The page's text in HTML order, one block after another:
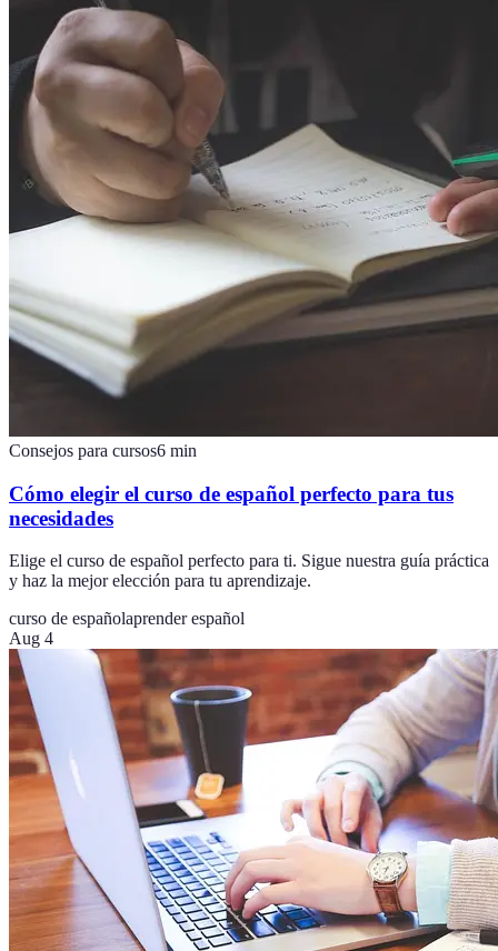
Consejos para cursos6 min
Cómo elegir el curso de español perfecto para tus
necesidades
Elige el curso de español perfecto para ti. Sigue nuestra guía práctica
y haz la mejor elección para tu aprendizaje.
curso de españolaprender español
Aug 4